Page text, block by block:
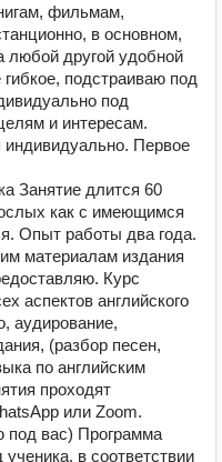
фильмам,
в основном,
любой другой удобной
подстраиваю под
под
и интересам.
индивидуально. Первое
Занятие длится 60
как с имеющимся
Опыт работы два года.
материалам издания
Курс
аспектов английского
аудирование,
(разбор песен,
по английским
проходят
или Zoom.
под вас) Программа
в соответствии